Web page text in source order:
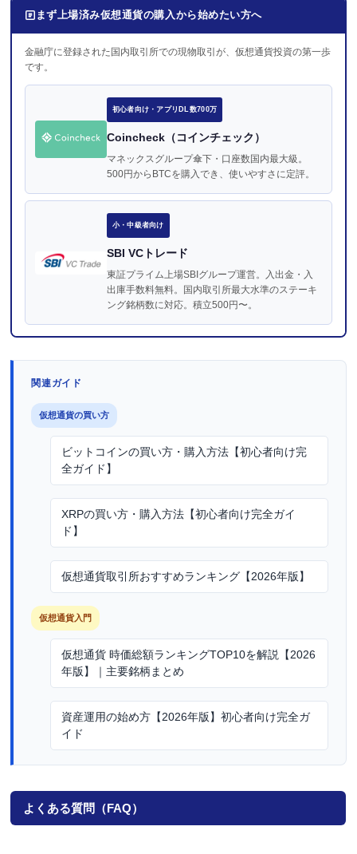
まず上場済み仮想通貨の購入から始めたい方へ
金融庁に登録された国内取引所での現物取引が、仮想通貨投資の第一歩
です。
初心者向け・アプリDL数700万
Coincheck（コインチェック）
マネックスグループ傘下・口座数国内最大級。
500円からBTCを購入でき、使いやすさに定評。
小・中級者向け
SBI VCトレード
東証プライム上場SBIグループ運営。入出金・入
出庫手数料無料。国内取引所最大水準のステーキ
ング銘柄数に対応。積立500円〜。
関連ガイド
仮想通貨の買い方
ビットコインの買い方・購入方法【初心者向け完
全ガイド】
XRPの買い方・購入方法【初心者向け完全ガイ
ド】
仮想通貨取引所おすすめランキング【2026年版】
仮想通貨入門
仮想通貨 時価総額ランキングTOP10を解説【2026
年版】｜主要銘柄まとめ
資産運用の始め方【2026年版】初心者向け完全ガ
イド
よくある質問（FAQ）